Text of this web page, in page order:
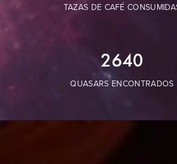
TAZAS DE CAFÉ
2640
QUASARS ENCONTRADOS